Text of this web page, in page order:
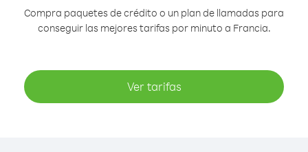
Compra paquetes de crédito o un plan de llamadas para
conseguir las mejores tarifas por minuto a Francia.
Ver tarifas